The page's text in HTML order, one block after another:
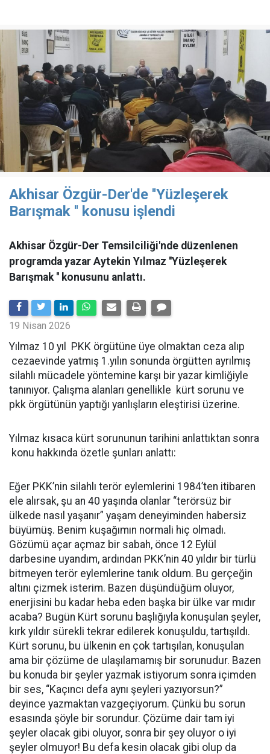
Akhisar Özgür-Der'de ''Yüzleşerek
Barışmak '' konusu işlendi
Akhisar Özgür-Der Temsilciliği'nde düzenlenen
programda yazar Aytekin Yılmaz ''Yüzleşerek
Barışmak '' konusunu anlattı.
19 Nisan 2026
Yılmaz 10 yıl PKK örgütüne üye olmaktan ceza alıp
cezaevinde yatmış 1.yılın sonunda örgütten ayrılmış
silahlı mücadele yöntemine karşı bir yazar kimliğiyle
tanınıyor. Çalışma alanları genellikle kürt sorunu ve
pkk örgütünün yaptığı yanlışların eleştirisi üzerine.
Yılmaz kısaca kürt sorununun tarihini anlattıktan sonra
konu hakkında özetle şunları anlattı:
Eğer PKK’nin silahlı terör eylemlerini 1984’ten itibaren
ele alırsak, şu an 40 yaşında olanlar “terörsüz bir
ülkede nasıl yaşanır” yaşam deneyiminden habersiz
büyümüş. Benim kuşağımın normali hiç olmadı.
Gözümü açar açmaz bir sabah, önce 12 Eylül
darbesine uyandım, ardından PKK’nin 40 yıldır bir türlü
bitmeyen terör eylemlerine tanık oldum. Bu gerçeğin
altını çizmek isterim. Bazen düşündüğüm oluyor,
enerjisini bu kadar heba eden başka bir ülke var mıdır
acaba? Bugün Kürt sorunu başlığıyla konuşulan şeyler,
kırk yıldır sürekli tekrar edilerek konuşuldu, tartışıldı.
Kürt sorunu, bu ülkenin en çok tartışılan, konuşulan
ama bir çözüme de ulaşılamamış bir sorunudur. Bazen
bu konuda bir şeyler yazmak istiyorum sonra içimden
bir ses, “Kaçıncı defa aynı şeyleri yazıyorsun?”
deyince yazmaktan vazgeçiyorum. Çünkü bu sorun
esasında şöyle bir sorundur. Çözüme dair tam iyi
şeyler olacak gibi oluyor, sonra bir şey oluyor o iyi
şeyler olmuyor! Bu defa kesin olacak gibi olup da